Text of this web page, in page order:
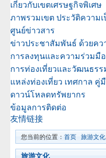
เกี่ยวกับเขตเศรษฐกิจพิเศษ
ภาพรวมเขต ประวัติความ
ศูนย์ข่าวสาร
ข่าวประชาสัมพันธ์ ด้วยคว
การลงทุนและความร่วมมือ
การท่องเที่ยวและวัฒนธรร
แหล่งท่องเที่ยว เทศกาล คู่
ดาวน์โหลดทรัพยากร
ข้อมูลการติดต่อ
友情链接
您当前的位置： 首页 旅游文化
旅游文化